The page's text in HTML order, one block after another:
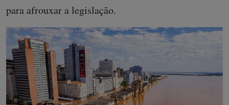
para afrouxar a legislação.